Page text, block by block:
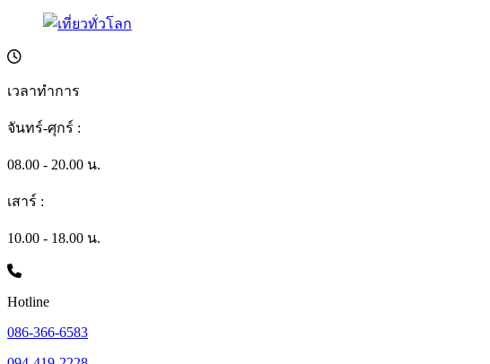
เวลาทำการ
จันทร์-ศุกร์ :
08.00 - 20.00 น.
เสาร์ :
10.00 - 18.00 น.
Hotline
086-366-6583